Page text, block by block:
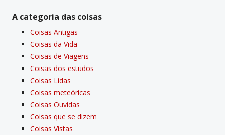
A categoria das coisas
Coisas Antigas
Coisas da Vida
Coisas de Viagens
Coisas dos estudos
Coisas Lidas
Coisas meteóricas
Coisas Ouvidas
Coisas que se dizem
Coisas Vistas